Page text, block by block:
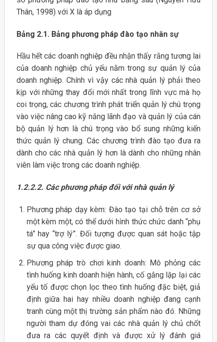
Thân, 1998) với X là áp dụng
Bảng 2.1. Bảng phương pháp đào tạo nhân sự
Hầu hết các doanh nghiệp đều nhận thấy rằng tương lai
của doanh nghiệp chủ yếu nằm trong sự quản lý của
doanh nghiệp. Chính vì vậy các nhà quản lý phải theo
kịp với những thay đổi mới nhất trong lĩnh vực mà họ
coi trọng, các chương trình phát triển quản lý chú trọng
vào việc nâng cao kỹ năng lãnh đạo và quản lý của cán
bộ quản lý hơn là chú trọng vào bổ sung những kiến
thức quản lý chung. Các chương trình đào tạo đưa ra
dành cho các nhà quản lý hơn là dành cho những nhân
viên làm việc trong các doanh nghiệp.
1.2.2.2. Các phương pháp đối với nhà quản lý
Phương pháp dạy kèm: Đào tạo tại chỗ trên cơ sở
một kèm một, có thể dưới hình thức chức danh “phụ
tá” hay “trợ lý”. Đối tượng được quan sát hoặc tập
sự qua công việc được giao.
Phương pháp trò chơi kinh doanh: Mô phỏng các
tình huống kinh doanh hiện hành, cố gắng lặp lại các
yếu tố được chọn lọc theo tình huống đặc biệt, giả
định giữa hai hay nhiều doanh nghiệp đang cạnh
tranh cùng một thị trường sản phẩm nào đó. Những
người tham dự đóng vai các nhà quản lý chủ chốt
đưa ra các quyết định và được xử lý đánh giá